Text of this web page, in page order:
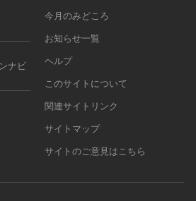
ナビ
今月のみどころ
お知らせ一覧
ヘルプ
このサイトについて
関連サイトリンク
サイトマップ
サイトのご意見はこちら